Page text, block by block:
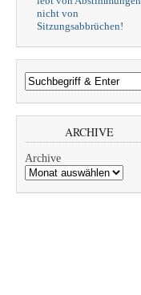
nicht von
Sitzungsabbrüchen!
ARCHIVE
Archive